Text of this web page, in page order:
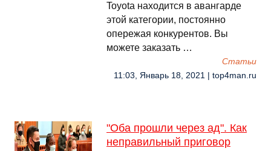
Toyota находится в авангарде
этой категории, постоянно
опережая конкурентов. Вы
можете заказать …
Cтатьи
11:03, Январь 18, 2021 | top4man.ru
"Оба прошли через ад". Как
неправильный приговор